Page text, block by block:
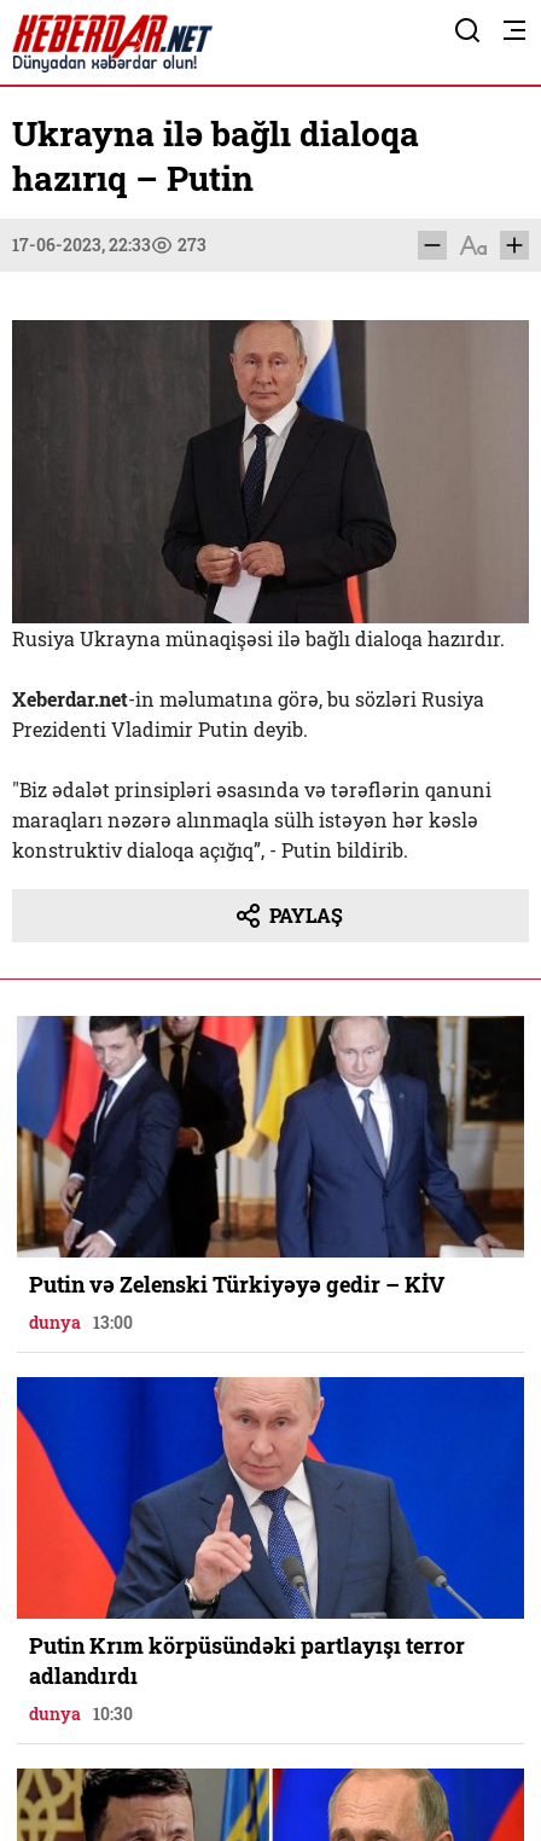
Ukrayna ilə bağlı dialoqa
hazırıq – Putin
17-06-2023, 22:33 273
Rusiya Ukrayna münaqişəsi ilə bağlı dialoqa hazırdır.
Xeberdar.net-in məlumatına görə, bu sözləri Rusiya
Prezidenti Vladimir Putin deyib.
"Biz ədalət prinsipləri əsasında və tərəflərin qanuni
maraqları nəzərə alınmaqla sülh istəyən hər kəslə
konstruktiv dialoqa açığıq”, - Putin bildirib.
PAYLAŞ
Putin və Zelenski Türkiyəyə gedir – KİV
dunya 13:00
Putin Krım körpüsündəki partlayışı terror
adlandırdı
dunya 10:30